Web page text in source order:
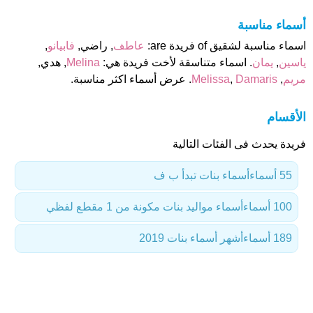
أسماء مناسبة
اسماء مناسبة لشقيق of فريدة are: عاطف, راضي, فابيانو,
ياسين, يمان. اسماء متناسقة لأخت فريدة هي: Melina, هدي,
مريم,
Melissa, Damaris . عرض أسماء اكثر مناسبة.
الأقسام
فريدة يحدث فى الفئات التالية
أسماء بنات تبدأ ب ف 55 أسماء
أسماء مواليد بنات مكونة من 1 مقطع لفظي 100 أسماء
أشهر أسماء بنات 2019 189 أسماء